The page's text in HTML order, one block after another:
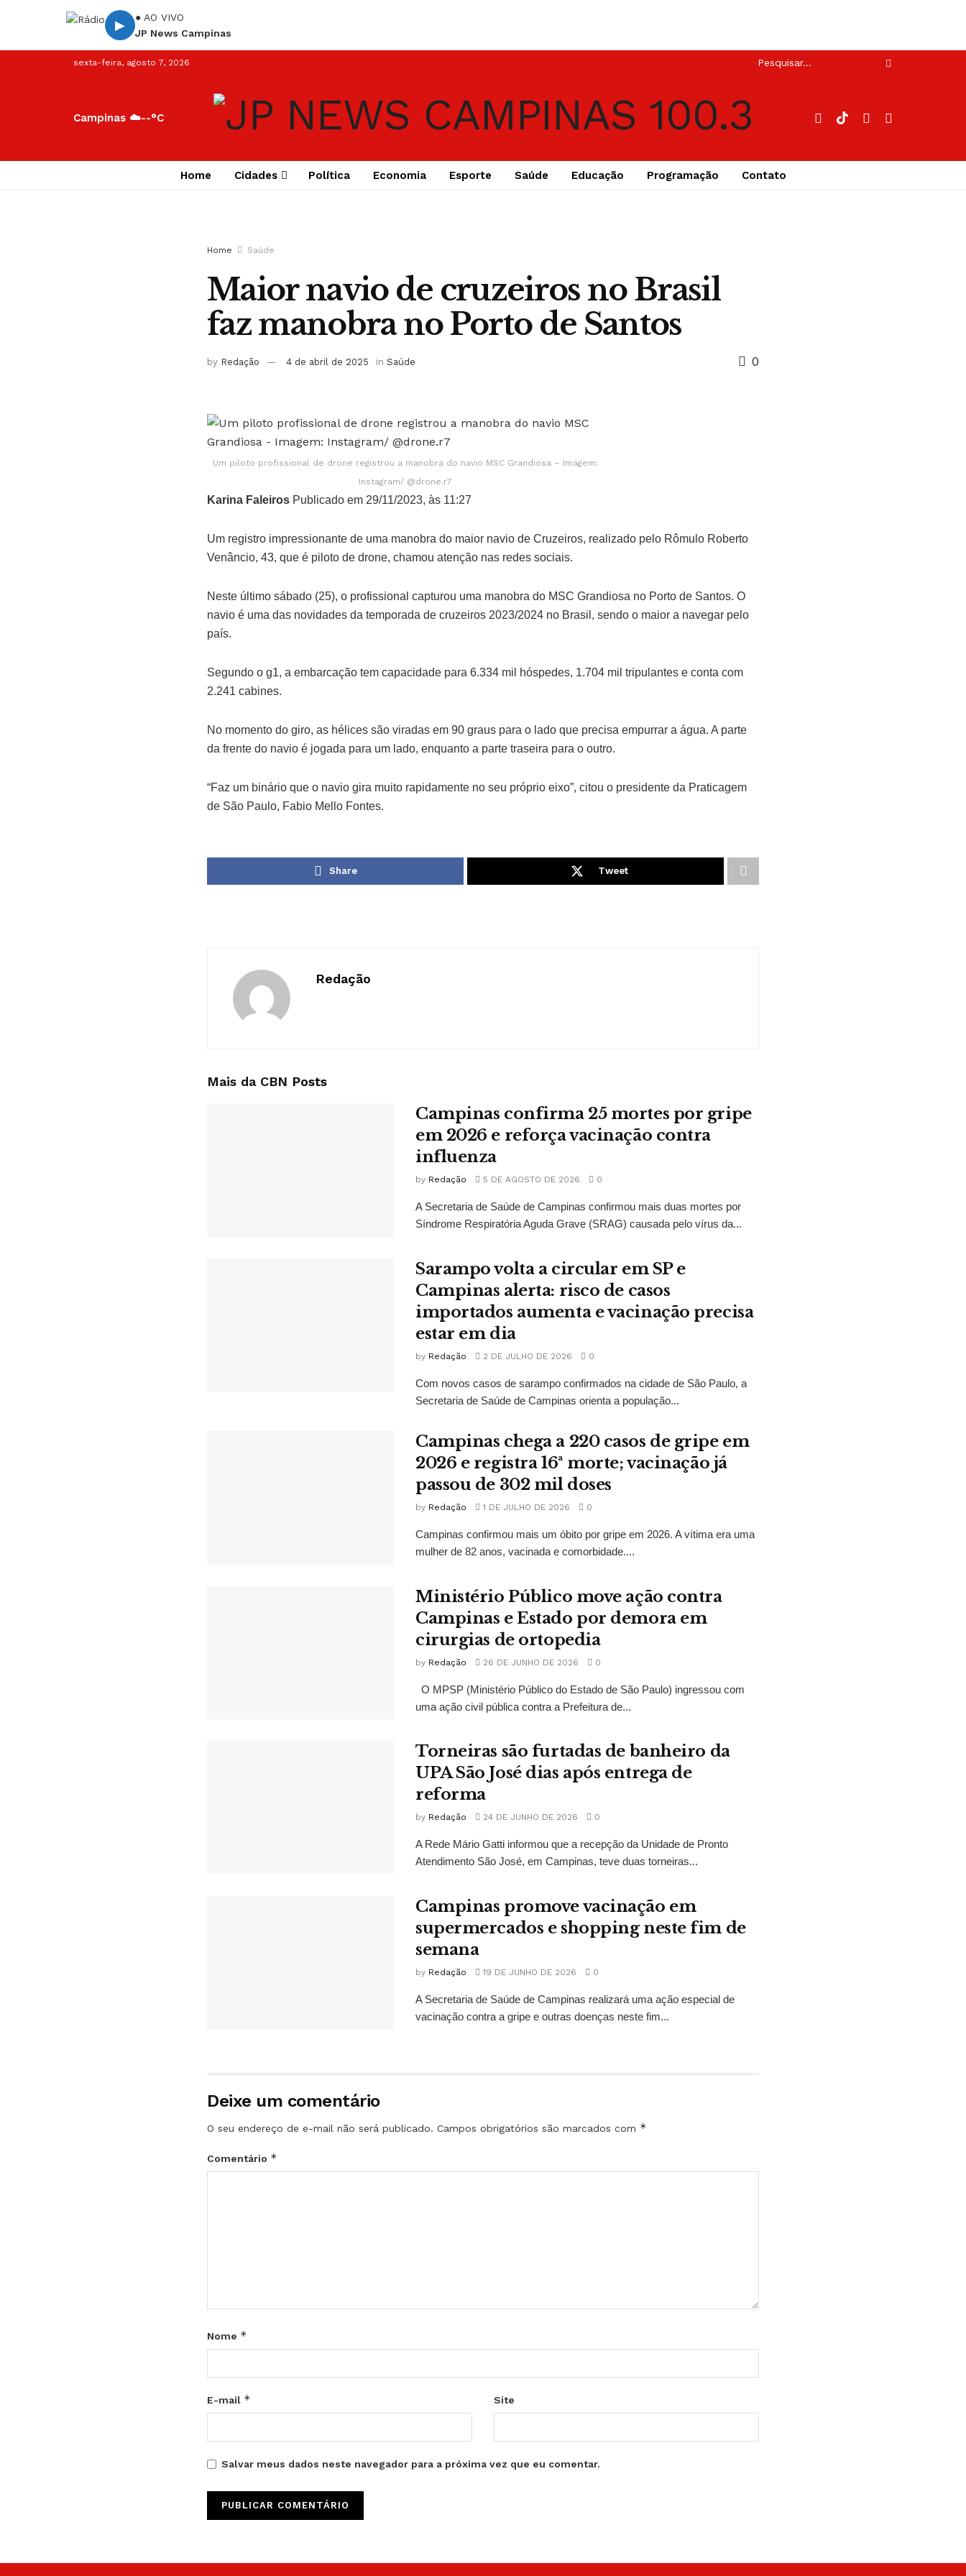
▶
● AO VIVO
JP News Campinas
sexta-feira, agosto 7, 2026
Campinas ☁️--°C
Home Cidades Política Economia Esporte Saúde Educação Programação Contato
Home Saúde
Maior navio de cruzeiros no Brasil
faz manobra no Porto de Santos
by Redação 4 de abril de 2025 in Saúde 0
Um piloto profissional de drone registrou a manobra do navio MSC Grandiosa – Imagem:
Instagram/ @drone.r7
Karina Faleiros Publicado em 29/11/2023, às 11:27
Um registro impressionante de uma manobra do maior navio de Cruzeiros, realizado pelo Rômulo Roberto
Venâncio, 43, que é piloto de drone, chamou atenção nas redes sociais.
Neste último sábado (25), o profissional capturou uma manobra do MSC Grandiosa no Porto de Santos. O
navio é uma das novidades da temporada de cruzeiros 2023/2024 no Brasil, sendo o maior a navegar pelo
país.
Segundo o g1, a embarcação tem capacidade para 6.334 mil hóspedes, 1.704 mil tripulantes e conta com
2.241 cabines.
No momento do giro, as hélices são viradas em 90 graus para o lado que precisa empurrar a água. A parte
da frente do navio é jogada para um lado, enquanto a parte traseira para o outro.
“Faz um binário que o navio gira muito rapidamente no seu próprio eixo”, citou o presidente da Praticagem
de São Paulo, Fabio Mello Fontes.
Share Tweet
Redação
Mais da CBN Posts
Campinas confirma 25 mortes por gripe
em 2026 e reforça vacinação contra
influenza
by Redação 5 DE AGOSTO DE 2026 0
A Secretaria de Saúde de Campinas confirmou mais duas mortes por
Síndrome Respiratória Aguda Grave (SRAG) causada pelo vírus da...
Sarampo volta a circular em SP e
Campinas alerta: risco de casos
importados aumenta e vacinação precisa
estar em dia
by Redação 2 DE JULHO DE 2026 0
Com novos casos de sarampo confirmados na cidade de São Paulo, a
Secretaria de Saúde de Campinas orienta a população...
Campinas chega a 220 casos de gripe em
2026 e registra 16ª morte; vacinação já
passou de 302 mil doses
by Redação 1 DE JULHO DE 2026 0
Campinas confirmou mais um óbito por gripe em 2026. A vítima era uma
mulher de 82 anos, vacinada e comorbidade....
Ministério Público move ação contra
Campinas e Estado por demora em
cirurgias de ortopedia
by Redação 26 DE JUNHO DE 2026 0
O MPSP (Ministério Público do Estado de São Paulo) ingressou com
uma ação civil pública contra a Prefeitura de...
Torneiras são furtadas de banheiro da
UPA São José dias após entrega de
reforma
by Redação 24 DE JUNHO DE 2026 0
A Rede Mário Gatti informou que a recepção da Unidade de Pronto
Atendimento São José, em Campinas, teve duas torneiras...
Campinas promove vacinação em
supermercados e shopping neste fim de
semana
by Redação 19 DE JUNHO DE 2026 0
A Secretaria de Saúde de Campinas realizará uma ação especial de
vacinação contra a gripe e outras doenças neste fim...
Deixe um comentário
O seu endereço de e-mail não será publicado. Campos obrigatórios são marcados com *
Comentário *
Nome *
E-mail * Site
Salvar meus dados neste navegador para a próxima vez que eu comentar.